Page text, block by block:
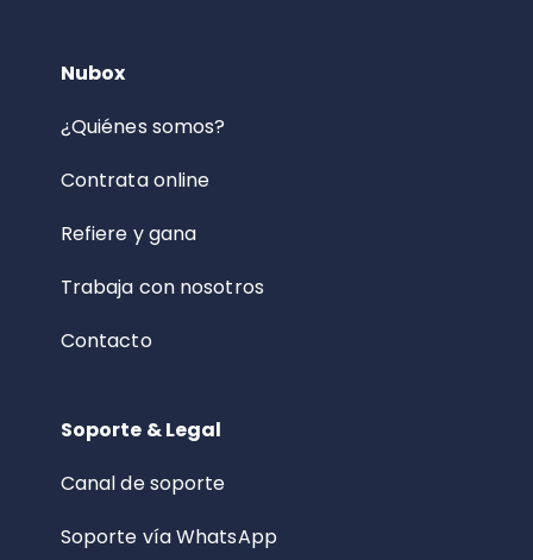
Nubox
¿Quiénes somos?
Contrata online
Refiere y gana
Trabaja con nosotros
Contacto
Soporte & Legal
Canal de soporte
Soporte vía WhatsApp